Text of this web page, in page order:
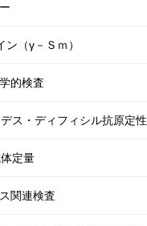
ン（γ －Ｓｍ）
的検査
ス・ディフィシル抗原定性
定量
関連検査